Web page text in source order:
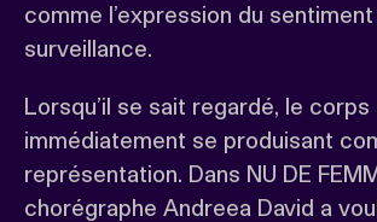
comme l’expression du
surveillance.
Lorsqu’il se sait regardé, le corps
immédiatement se produisant
représentation. Dans NU DE
chorégraphe Andreea David a